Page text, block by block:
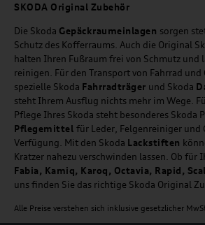
SKODA Original Zubehör
Die Skoda Gepäckraumeinlagen sorgen
Schutz des Kofferraums. Auch die Original
halten Ihren Fußraum frei von Schmutz und
reinigen. Für den Transport von Fahrrad
spezielle Skoda Fahrradträger und Skoda
steht Ihrem Ausflug nichts mehr im Wege.
Pflege Ihres Skoda steht besonderes Skoda
Pflegemittel für Leder, Felgenreiniger und
Verfügung. Mit den Skoda Lackstiften
Kratzer nahezu verschwinden lassen. Ob für
Fabia, Kamiq, Karoq, Octavia, Rapid,
uns finden Sie das richtige Skoda Original
Alle Preise verstehen sich inklusive gesetzlicher